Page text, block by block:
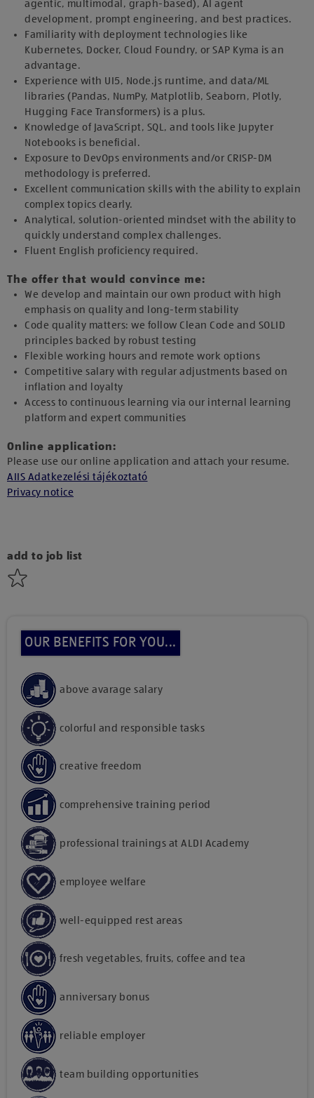
agentic, multimodal, graph-based), AI agent
development, prompt engineering, and best practices.
Familiarity with deployment technologies like
Kubernetes, Docker, Cloud Foundry, or SAP Kyma is an
advantage.
Experience with UI5, Node.js runtime, and data/ML
libraries (Pandas, NumPy, Matplotlib, Seaborn, Plotly,
Hugging Face Transformers) is a plus.
Knowledge of JavaScript, SQL, and tools like Jupyter
Notebooks is beneficial.
Exposure to DevOps environments and/or CRISP-DM
methodology is preferred.
Excellent communication skills with the ability to explain
complex topics clearly.
Analytical, solution-oriented mindset with the ability to
quickly understand complex challenges.
Fluent English proficiency required.
The offer that would convince me:
We develop and maintain our own product with high
emphasis on quality and long-term stability
Code quality matters: we follow Clean Code and SOLID
principles backed by robust testing
Flexible working hours and remote work options
Competitive salary with regular adjustments based on
inflation and loyalty
Access to continuous learning via our internal learning
platform and expert communities
Online application:
Please use our online application and attach your resume.
AIIS Adatkezelési tájékoztató
Privacy notice
add to job list
OUR BENEFITS FOR YOU...
above avarage salary
colorful and responsible tasks
creative freedom
comprehensive training period
professional trainings at ALDI Academy
employee welfare
well-equipped rest areas
fresh vegetables, fruits, coffee and tea
anniversary bonus
reliable employer
team building opportunities